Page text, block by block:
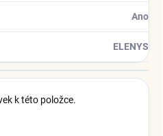
Ano
ELENYS
k této položce.